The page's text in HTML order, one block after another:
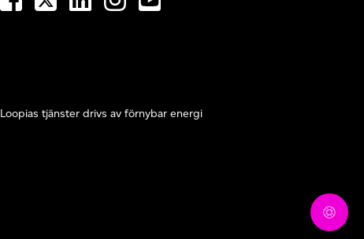
Loopias tjänster drivs av förnybar energi